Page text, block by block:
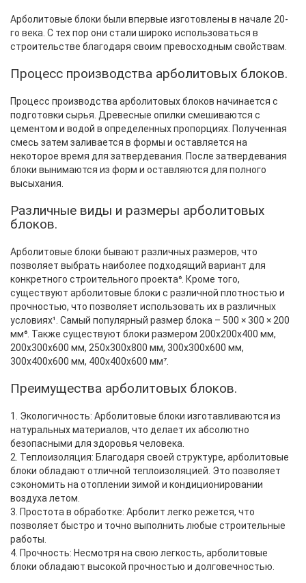
Арболитовые блоки были впервые изготовлены в начале 20-
го века. С тех пор они стали широко использоваться в
строительстве благодаря своим превосходным свойствам.
Процесс производства арболитовых блоков.
Процесс производства арболитовых блоков начинается с
подготовки сырья. Древесные опилки смешиваются с
цементом и водой в определенных пропорциях. Полученная
смесь затем заливается в формы и оставляется на
некоторое время для затвердевания. После затвердевания
блоки вынимаются из форм и оставляются для полного
высыхания.
Различные виды и размеры арболитовых
блоков.
Арболитовые блоки бывают различных размеров, что
позволяет выбрать наиболее подходящий вариант для
конкретного строительного проекта⁶. Кроме того,
существуют арболитовые блоки с различной плотностью и
прочностью, что позволяет использовать их в различных
условиях¹. Самый популярный размер блока – 500 × 300 × 200
мм⁶. Также существуют блоки размером 200х200х400 мм,
200х300х600 мм, 250х300х800 мм, 300х300х600 мм,
300х400х600 мм, 400х400х600 мм⁷.
Преимущества арболитовых блоков.
1. Экологичность: Арболитовые блоки изготавливаются из
натуральных материалов, что делает их абсолютно
безопасными для здоровья человека.
2. Теплоизоляция: Благодаря своей структуре, арболитовые
блоки обладают отличной теплоизоляцией. Это позволяет
сэкономить на отоплении зимой и кондиционировании
воздуха летом.
3. Простота в обработке: Арболит легко режется, что
позволяет быстро и точно выполнить любые строительные
работы.
4. Прочность: Несмотря на свою легкость, арболитовые
блоки обладают высокой прочностью и долговечностью.